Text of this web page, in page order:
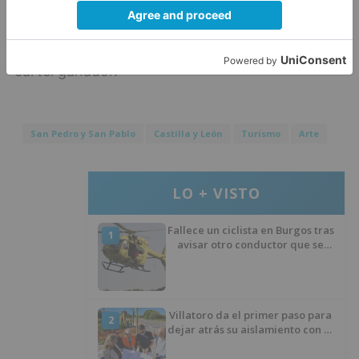
alcanzado este año y ha valorado especialmente
cartel ganador.
San Pedro y San Pablo Castilla y León Turismo Arte
LO + VISTO
1
Fallece un ciclista en Burgos tras
avisar otro conductor que se
2
Villatoro da el primer paso para
dejar atrás su aislamiento con el